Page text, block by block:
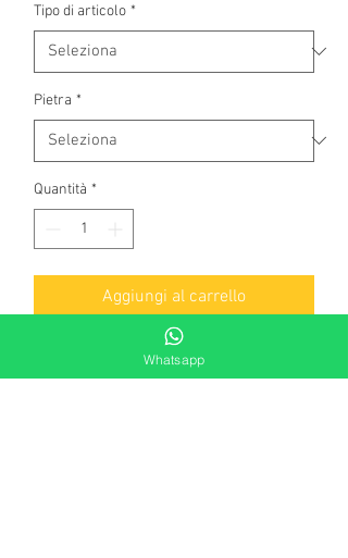
Tipo di articolo *
Pietra *
Quantità *
Aggiungi al carrello
Girocollo in oro bianco a 750
millesimi, con croce di
Whatsapp